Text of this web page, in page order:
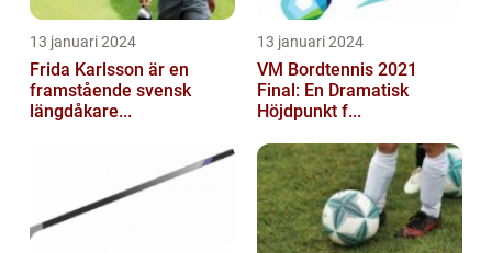
13 januari 2024
Frida Karlsson är en
framstående svensk
längdåkare...
13 januari 2024
VM Bordtennis 2021
Final: En Dramatisk
Höjdpunkt f...